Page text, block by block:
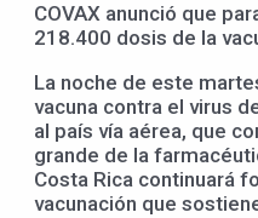
COVAX anunció que
218.400 dosis de la
La noche de este
vacuna contra el virus
al país vía aérea, que
grande de la
Costa Rica continuará
vacunación que